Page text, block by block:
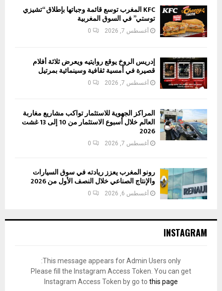
KFC المغرب توسع قائمة وجباتها بإطلاق “تشيزي
توستي” في السوق المغربية
أغسطس 7, 2026 0
إدريس الروخ يوقع روايتيه ويعرض ثلاثة أفلام
قصيرة في أمسية ثقافية وسينمائية بمرتيل
أغسطس 7, 2026 0
المراكز الجهوية للاستثمار تواكب مشاريع مغاربة
العالم خلال أسبوع الاستثمار من 10 إلى 13 غشت
2026
أغسطس 7, 2026 0
رونو المغرب يعزز ريادته في سوق السيارات
والإنتاج الصناعي خلال النصف الأول من 2026
أغسطس 6, 2026 0
INSTAGRAM
This message appears for Admin Users only:
Please fill the Instagram Access Token. You can get
Instagram Access Token by go to this page